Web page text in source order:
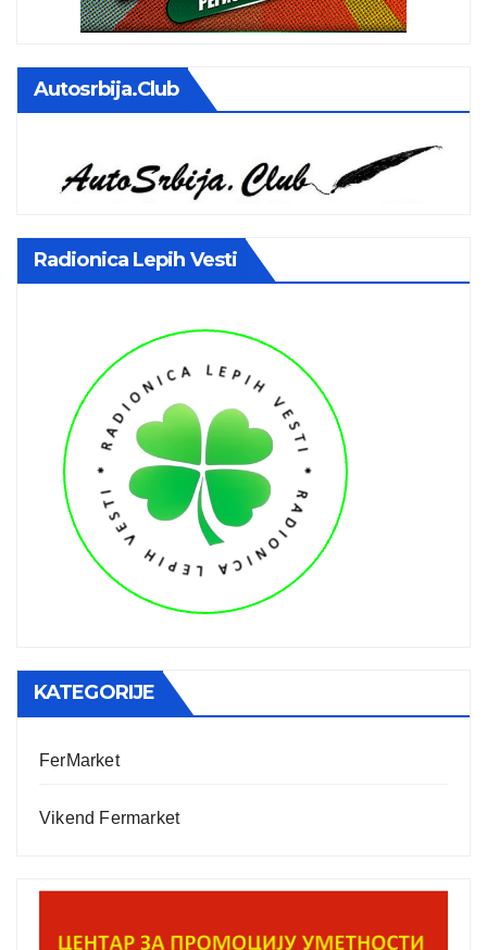
Autosrbija.club
Radionica Lepih Vesti
KATEGORIJE
FerMarket
Vikend Fermarket